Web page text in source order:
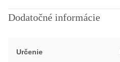
Dodatočné informácie
Určenie